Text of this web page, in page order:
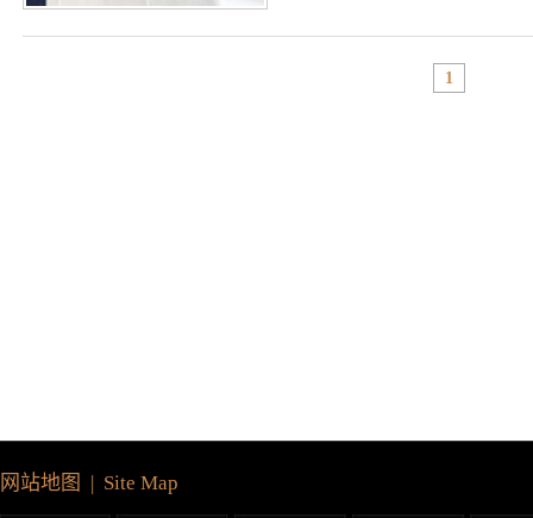
1
网站地图 | Site Map